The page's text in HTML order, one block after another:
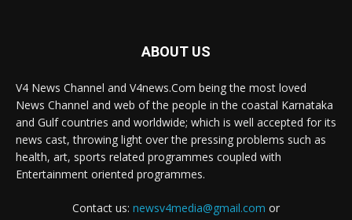
ABOUT US
V4 News Channel and V4news.Com being the most loved
News Channel and web of the people in the coastal Karnataka
and Gulf countries and worldwide; which is well accepted for its
news cast, throwing light over the pressing problems such as
health, art, sports related programmes coupled with
Entertainment oriented programmes.
Contact us: newsv4media@gmail.com or